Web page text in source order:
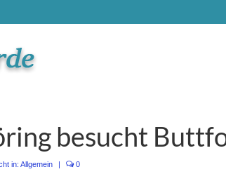
besucht
in: Allgemein | 0